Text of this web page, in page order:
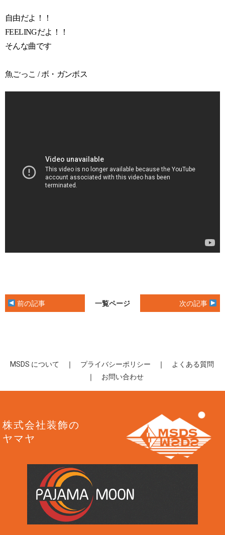
自由だよ！！
FEELINGだよ！！
そんな曲です
魚ごっこ / ボ・ガンボス
前の記事 次の記事
一覧ページ
MSDS について ｜ プライバシーポリシー ｜
よくある質問
｜ お問い合わせ
株式会社装飾の
ヤマヤ